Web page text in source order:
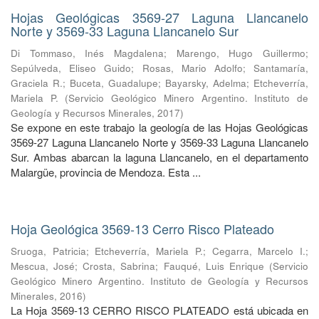
Hojas Geológicas 3569-27 Laguna Llancanelo
Norte y 3569-33 Laguna Llancanelo Sur
Di Tommaso, Inés Magdalena; Marengo, Hugo Guillermo;
Sepúlveda, Eliseo Guido; Rosas, Mario Adolfo;Santamaría,
Graciela R.; Buceta, Guadalupe; Bayarsky, Adelma; Etcheverría,
Mariela P. (Servicio Geológico Minero Argentino. Instituto de
Geología y Recursos Minerales, 2017)
Se expone en este trabajo la geología de las Hojas Geológicas
3569-27 Laguna Llancanelo Norte y 3569-33 Laguna Llancanelo
Sur. Ambas abarcan la laguna Llancanelo, en el departamento
Malargüe, provincia de Mendoza. Esta ...
Hoja Geológica 3569-13 Cerro Risco Plateado
Sruoga, Patricia; Etcheverría, Mariela P.; Cegarra, Marcelo I.;
Mescua, José;Crosta, Sabrina; Fauqué, Luis Enrique (Servicio
Geológico Minero Argentino. Instituto de Geología y Recursos
Minerales, 2016)
La Hoja 3569-13 CERRO RISCO PLATEADO está ubicada en